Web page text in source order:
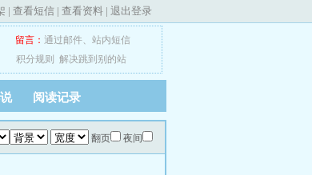
| 查看短信 | 查看资料 | 退出登录
留言： 通过邮件、 站内短信
积分规则
解决跳到别的站
阅读记录
翻页 夜间